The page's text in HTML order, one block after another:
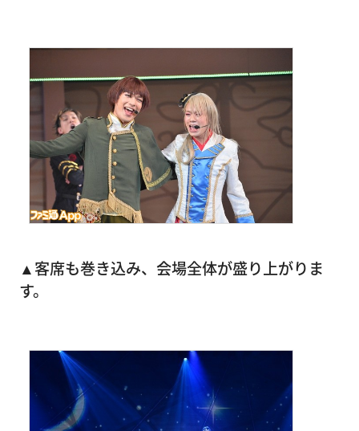
▲客席も巻き込み、会場全体が盛り上がりま
す。